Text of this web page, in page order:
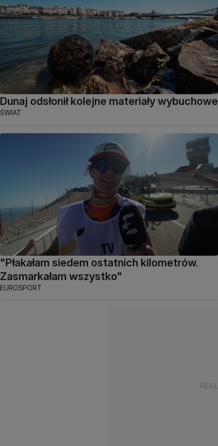
Dunaj odsłonił kolejne materiały wybuchowe
ŚWIAT
"Płakałam siedem ostatnich kilometrów.
Zasmarkałam wszystko"
EUROSPORT